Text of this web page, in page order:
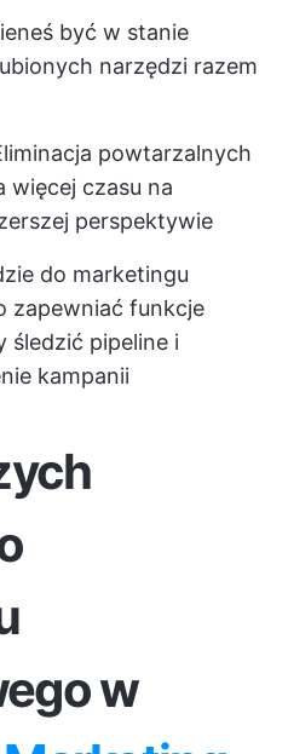
być w stanie
narzędzi razem
powtarzalnych
więcej czasu na
perspektywie
do marketingu
zapewniać funkcje
śledzić pipeline i
kampanii
w